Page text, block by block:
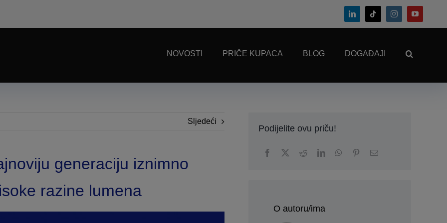
NOVOSTI PRIČE KUPACA BLOG DOGAĐAJI
Sljedeći
generaciju iznimno
razine lumena
Podijelite ovu priču!
O autoru/ima